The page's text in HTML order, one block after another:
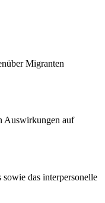
Migranten
Auswirkungen auf
das interpersonelle